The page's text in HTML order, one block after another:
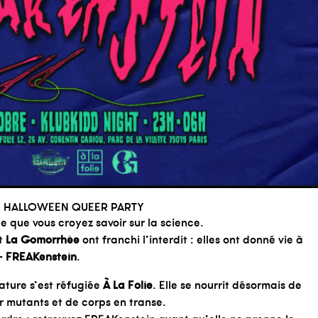
QUEER PARTY
que vous croyez savoir sur la science.
La Gomorrhée ont franchi l’interdit : elles ont donné vie à
FREAKenstein.
s’est réfugiée À La Folie. Elle se nourrit désormais de
mutants et de corps en transe.